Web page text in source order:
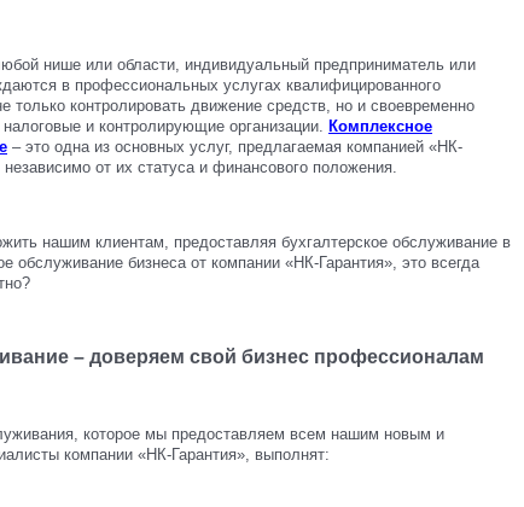
нише или области, индивидуальный предприниматель или
в профессиональных услугах квалифицированного
только контролировать движение средств, но и своевременно
и контролирующие организации.
Комплексное
– это одна из основных услуг, предлагаемая компанией «НК-
от их статуса и финансового положения.
нашим клиентам, предоставляя бухгалтерское обслуживание в
обслуживание бизнеса от компании «НК-Гарантия», это всегда
– доверяем свой бизнес профессионалам
которое мы предоставляем всем нашим новым и
компании «НК-Гарантия», выполнят: